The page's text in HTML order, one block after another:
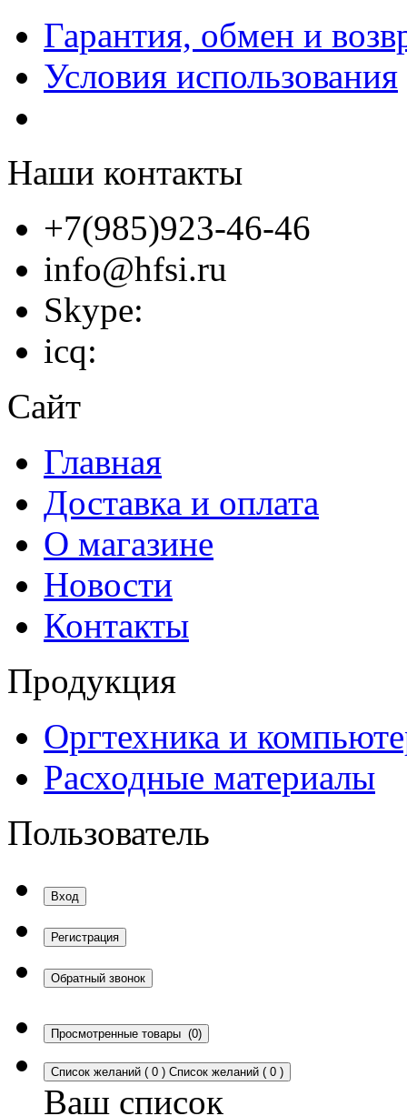
Гарантия, обмен и
Условия использования
Наши контакты
+7(985)923-46-46
info@hfsi.ru
Skype:
icq:
Сайт
Главная
Доставка и оплата
О магазине
Новости
Контакты
Продукция
Оргтехника и
Расходные материалы
Пользователь
Вход
Регистрация
Обратный звонок
Просмотренные товары (0)
Список желаний ( 0 ) Список желаний ( 0 )
Ваш список